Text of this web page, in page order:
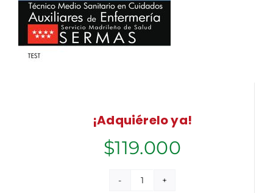
¡Adquiérelo ya!
$119.000
Técnico